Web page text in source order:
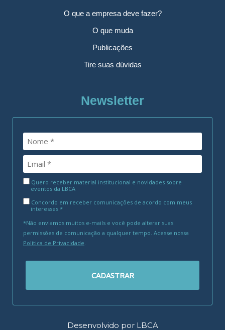
O que a empresa deve fazer?
O que muda
Publicações
Tire suas dúvidas
Newsletter
Quero receber material institucional e novidades sobre
eventos da LBCA
Concordo em receber comunicações de acordo com meus
interesses.*
*Não enviamos muitos e-mails e você pode alterar suas
permissões de comunicação a qualquer tempo. Acesse nossa
Política de Privacidade.
CADASTRAR
Desenvolvido por LBCA